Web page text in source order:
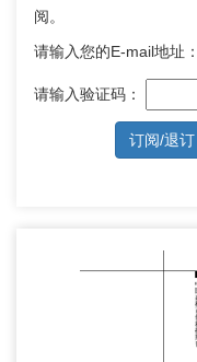
阅。
请输入您的E-mail地址：
请输入验证码：